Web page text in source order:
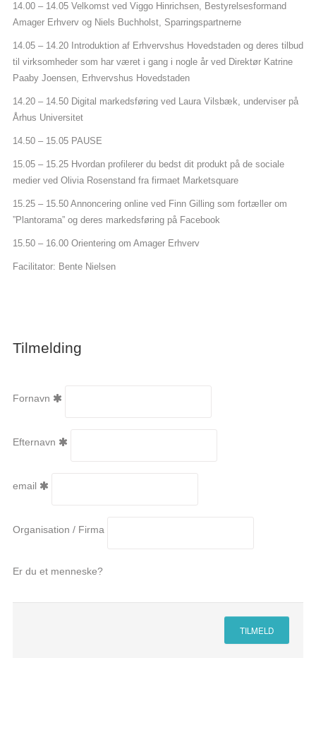
14.00 – 14.05 Velkomst ved Viggo Hinrichsen, Bestyrelsesformand
Amager Erhverv og Niels Buchholst, Sparringspartnerne
14.05 – 14.20 Introduktion af Erhvervshus Hovedstaden og deres tilbud
til virksomheder som har været i gang i nogle år ved Direktør Katrine
Paaby Joensen, Erhvervshus Hovedstaden
14.20 – 14.50 Digital markedsføring ved Laura Vilsbæk, underviser på
Århus Universitet
14.50 – 15.05 PAUSE
15.05 – 15.25 Hvordan profilerer du bedst dit produkt på de sociale
medier ved Olivia Rosenstand fra firmaet Marketsquare
15.25 – 15.50 Annoncering online ved Finn Gilling som fortæller om
”Plantorama” og deres markedsføring på Facebook
15.50 – 16.00 Orientering om Amager Erhverv
Facilitator: Bente Nielsen
Tilmelding
Fornavn
Efternavn
email
Organisation / Firma
Er du et menneske?
TILMELD